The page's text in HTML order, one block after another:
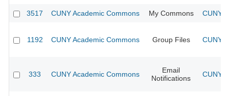
3517 CUNY Academic Commons My Commons CUNY
1192 CUNY Academic Commons Group Files CUNY
333 CUNY Academic Commons
Email
Notifications
CUNY